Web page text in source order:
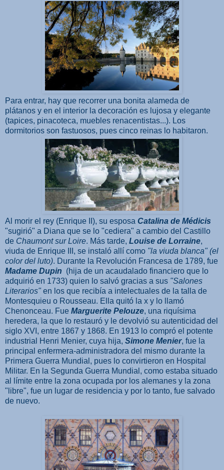
Para entrar, hay que recorrer una bonita alameda de
plátanos y en el interior la decoración es lujosa y elegante
(tapices, pinacoteca, muebles renacentistas...). Los
dormitorios son fastuosos, pues cinco reinas lo habitaron.
Al morir el rey (Enrique II), su esposa Catalina de Médicis
"sugirió" a Diana que se lo "cediera" a cambio del Castillo
de Chaumont sur Loire. Más tarde, Louise de Lorraine,
viuda de Enrique III, se instaló allí como "la viuda blanca" (el
color del luto). Durante la Revolución Francesa de 1789, fue
Madame Dupin (hija de un acaudalado financiero que lo
adquirió en 1733) quien lo salvó gracias a sus "Salones
Literarios" en los que recibía a intelectuales de la talla de
Montesquieu o Rousseau. Ella quitó la x y lo llamó
Chenonceau. Fue Marguerite Pelouze, una riquísima
heredera, la que lo restauró y le devolvió su autenticidad del
siglo XVI, entre 1867 y 1868. En 1913 lo compró el potente
industrial Henri Menier, cuya hija, Simone Menier, fue la
principal enfermera-administradora del mismo durante la
Primera Guerra Mundial, pues lo convirtieron en Hospital
Militar. En la Segunda Guerra Mundial, como estaba situado
al límite entre la zona ocupada por los alemanes y la zona
"libre", fue un lugar de residencia y por lo tanto, fue salvado
de nuevo.